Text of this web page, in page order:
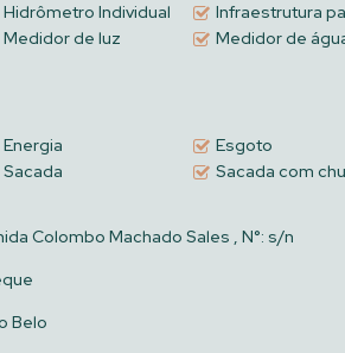
Hidrômetro Individual Infraestrutura para
Medidor de luz Medidor de
Energia Esgoto
Sacada Sacada com
Colombo Machado Sales , N°: s/n
Belo